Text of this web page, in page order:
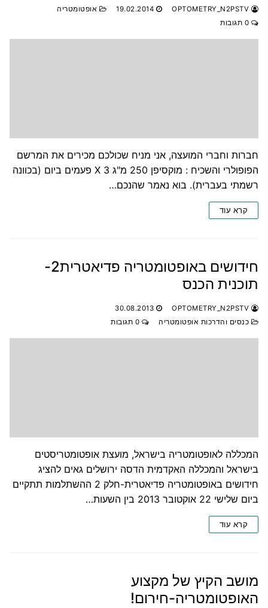
19.02.2014
אופטומטריה
חברות וחברי המועצה, אני מניח שכולכם מכירים את המרשם
הפופולרי והשכיח : מוקסיפן 250 מ"ג X 3 פעמים ביום (בכוונה
רשמתי בעברית). בוא נאמר שהנכם…
קרא עוד
חידושים באופטומטריה פדיאטרית2-
תוכנית הכנס
30.08.2013
כנסים והדרכות אופטומטריה
המכללה לאופטומטריה בישראל, מועצת אופטומטריסטים
בישראל והמכללה האקדמית הדסה ירושלים גאים להציג
חידושים באופטומטריה פדיאטרית-חלק 2 ההשתלמות תתקיים
ביום שלישי 22 אוקטובר 2013 בין השעות…
קרא עוד
מושב הקיץ של מקצוע
האופטומטריה-חירום!